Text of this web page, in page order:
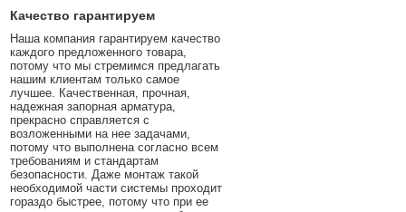
Качество гарантируем
Наша компания гарантируем качество
каждого предложенного товара,
потому что мы стремимся предлагать
нашим клиентам только самое
лучшее. Качественная, прочная,
надежная запорная арматура,
прекрасно справляется с
возложенными на нее задачами,
потому что выполнена согласно всем
требованиям и стандартам
безопасности. Даже монтаж такой
необходимой части системы проходит
гораздо быстрее, потому что при ее